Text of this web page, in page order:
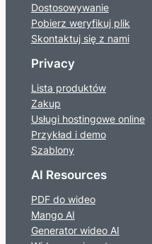
Dostosowywanie
Pobierz weryfikuj plik
Skontaktuj się z nami
Privacy
Lista produktów
Zakup
Usługi hostingowe online
Przykład i demo
Szablony
AI Resources
PDF do wideo
Mango AI
Generator wideo AI